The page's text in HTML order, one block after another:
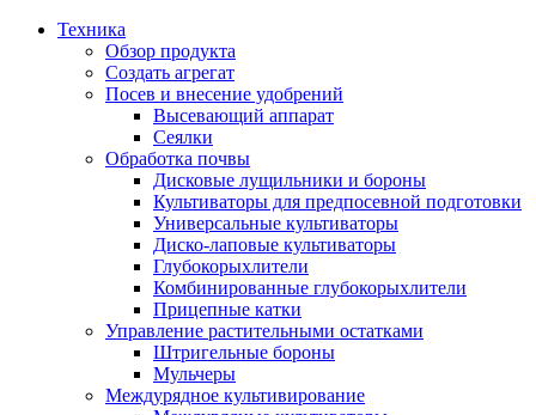
Техника
Обзор продукта
Создать агрегат
Посев и внесение удобрений
Высевающий аппарат
Сеялки
Oбработка почвы
Дисковые лущильники и бороны
Культиваторы для предпосевной подготовки
Универсальные культиваторы
Диско-лаповые культиваторы
Глубокорыхлители
Комбинированные глубокорыхлители
Прицепные катки
Управление растительными остатками
Штригельные бороны
Мульчеры
Междурядное культивирование